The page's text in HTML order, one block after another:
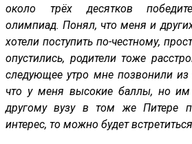
около трёх десятков
олимпиад. Понял, что меня и
хотели поступить по-честному,
опустились, родители тоже
следующее утро мне позвонили из
что у меня высокие баллы, но
другому вузу в том же Питере
интерес, то можно будет